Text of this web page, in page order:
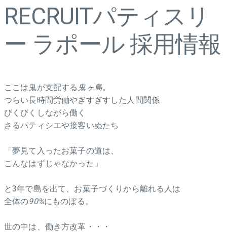
RECRUITパティスリ
ー ラポール 採用情報
ここは鬼が支配する 鬼ヶ島。
つらい長時間労働やぎすぎすした人間関係
びくびくしながら働く
さるパティシエや接客いぬたち
「夢見て入ったお菓子の道は、
こんなはずじゃなかった」
と3年で島を出て、お菓子づくりから離れる人は
全体の90%にものぼる。
世の中は、働き方改革・・・